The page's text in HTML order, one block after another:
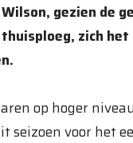
gezien de
zich
op hoger
seizoen voor het